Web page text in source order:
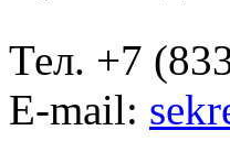
Тел. +7
E-mail: